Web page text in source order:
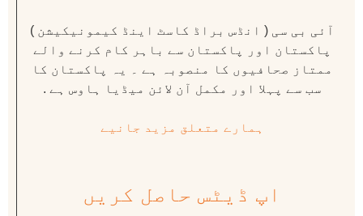
آئی بی سی ( انڈس براڈ کاسٹ اینڈ کیمونیکیشن )
پاکستان اور پاکستان سے باہر کام کرنے والے
ممتاز صحافیوں کا منصوبہ ہے ۔ یہ پاکستان کا
سب سے پہلا اور مکمل آن لائن میڈیا ہاوس ہے .
ہمارے متعلق مزید جانیے
اپ ڈیٹس حاصل کریں